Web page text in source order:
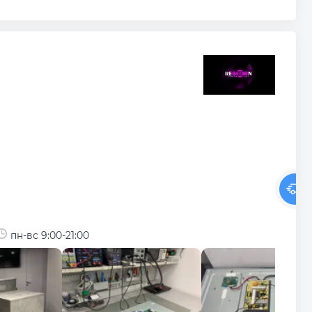
пн-вс 9:00-21:00